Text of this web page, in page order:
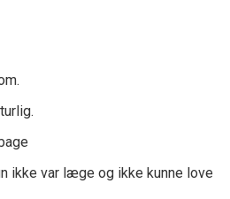
ikke var læge og ikke kunne love